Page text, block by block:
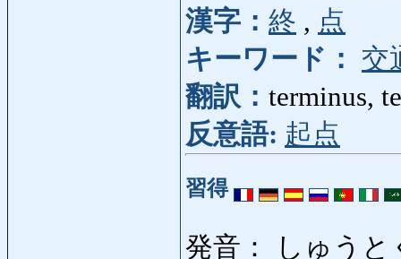
漢字： 終 , 点
キーワード：
交
翻訳： terminus,
反意語: 起点
習得
発音： しゅうと